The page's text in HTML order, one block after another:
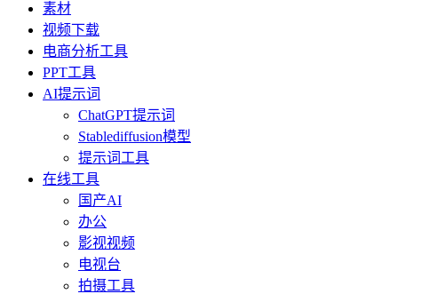
素材
视频下载
电商分析工具
PPT工具
AI提示词
ChatGPT提示词
Stablediffusion模型
提示词工具
在线工具
国产AI
办公
影视视频
电视台
拍摄工具